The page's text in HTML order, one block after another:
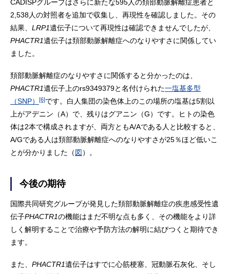
CADISPグループはさらに新たな595人の頚部動脈解離症患者と
2,538人の対照者を追加で収集し、再現性を確認しました。その
結果、 LRP1遺伝子について再現性は確認できませんでしたが、
PHACTR1遺伝子は頚部動脈解離症へのなりやすさに関係してい
ました。
頚部動脈解離症のなりやすさに関係すると分かったのは、
PHACTR1遺伝子上のrs9349379と名付けられた一塩基多型
（SNP）
[6]です。白人集団の染色体上のこの場所の塩基は5割以
上がアデニン（A）で、残りはグアニン（G）です。ヒトの染色
体は2本で構成されますが、両方ともA/Aである人と比較すると、
A/Gである人は頚部動脈解離症へのなりやすさが25％ほど低いこ
とが分かりました（図 ）。
今後の期待
国際共同研究グループが発見した頚部動脈解離症の疾患感受性遺
伝子PHACTR1の機能はまだ不明な点も多く、その機能をより詳
しく解明することで治療や予防方法の解明に結びつくと期待でき
ます。
また、 PHACTR1遺伝子はすでに心筋梗塞、冠動脈石灰化、そし